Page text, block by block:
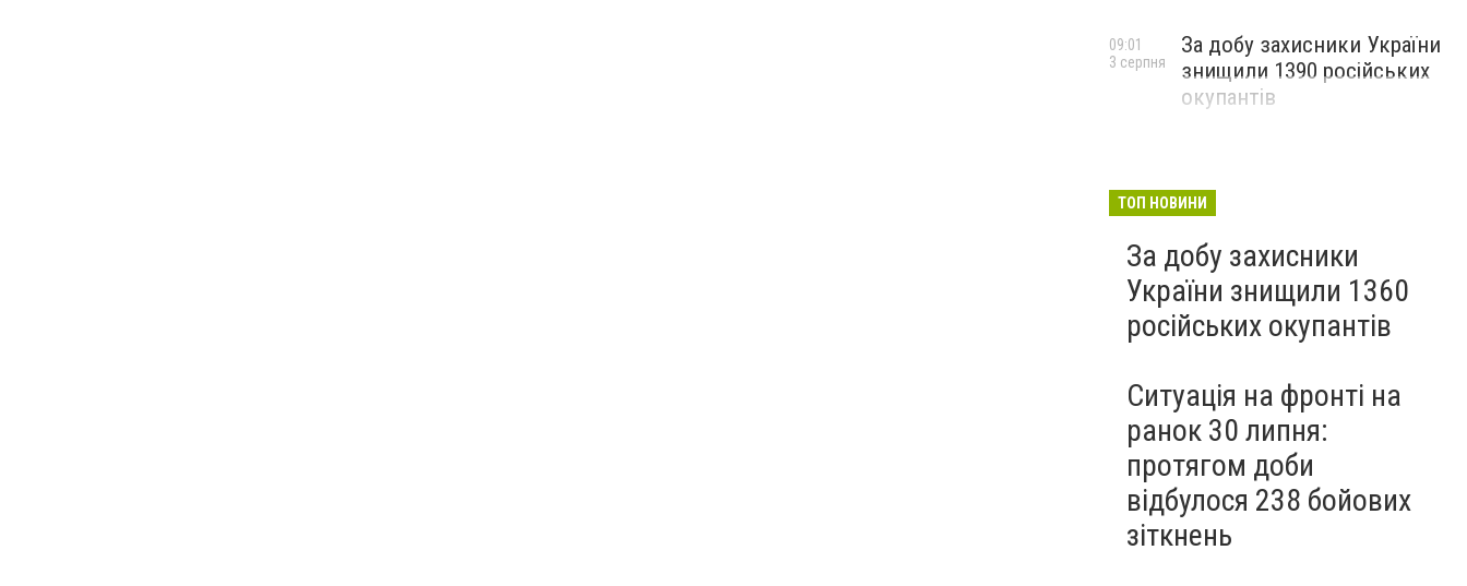
За добу захисники України
знищили 1390 російських
окупантів
09:01
3 серпня
ТОП НОВИНИ
За добу захисники
України знищили 1360
російських окупантів
Ситуація на фронті на
ранок 30 липня:
протягом доби
відбулося 238 бойових
зіткнень